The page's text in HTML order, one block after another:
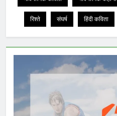
रिश्ते संघर्ष हिंदी कविता